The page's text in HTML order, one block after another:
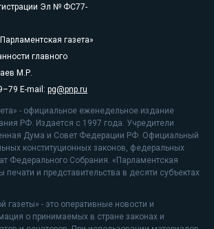
Эл № ФС77-
газета»
главного
М.Р.
E-mail: pg@pnp.ru
- официальное еженедельное издание
РФ. Издается с 1997 года. Учредители
Дума и Совет Федерации РФ. Официальный
конституционных законов, федеральных
Федерального Собрания. «Парламентская
печати и представительства в десяти субъектах
газеты» - это оперативные новости и
о принимаемых в стране законах и